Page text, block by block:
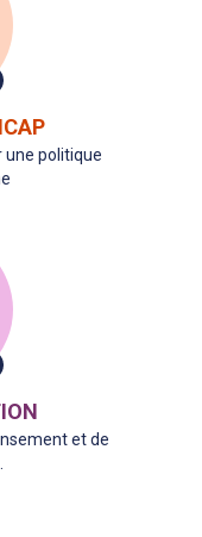
politique
et de